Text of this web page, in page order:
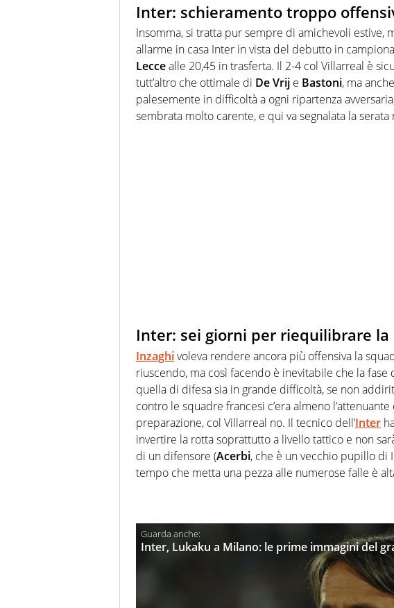
Inter: schieramento troppo
Insomma, si tratta pur sempre di amichevoli estive,
allarme in casa Inter in vista del debutto in
Leccealle 20,45 in trasferta. Il 2-4 col Villarreal è
tutt’altro che ottimale di De Vrij e Bastoni, ma
palesemente in difficoltà a ogni ripartenza
sembrata molto carente, e qui va segnalata la
Inter: sei giorni per riequilibrare la
Inzaghivoleva rendere ancora più offensiva la
riuscendo, ma così facendo è inevitabile che la
quella di difesa sia in grande difficoltà, se non
contro le squadre francesi c’era almeno
preparazione, col Villarreal no. Il tecnico dell’Inter
invertire la rotta soprattutto a livello tattico e non
di un difensore (Acerbi, che è un vecchio pupillo di
tempo che metta una pezza alle numerose falle è
Inter, Lukaku a Milano: le prime immagini del